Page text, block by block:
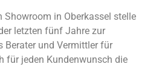
Showroom in Oberkassel stelle
letzten fünf Jahre zur
Berater und Vermittler für
für jeden Kundenwunsch die